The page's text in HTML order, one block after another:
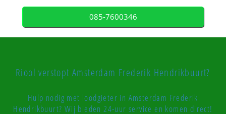
085-7600346
Riool verstopt Amsterdam Frederik Hendrikbuurt?
Hulp nodig met loodgieter in Amsterdam Frederik
Hendrikbuurt? Wij bieden 24-uur service en komen direct!